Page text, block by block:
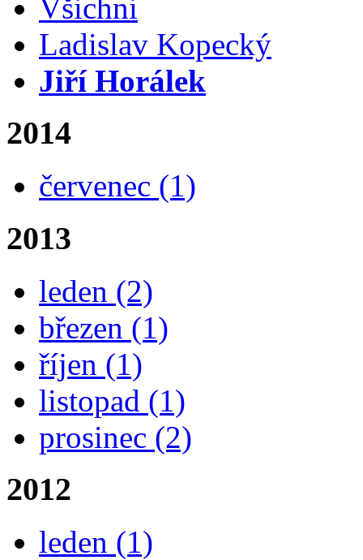
Všichni
Ladislav Kopecký
Jiří Horálek
2014
červenec (1)
2013
leden (2)
březen (1)
říjen (1)
listopad (1)
prosinec (2)
2012
leden (1)